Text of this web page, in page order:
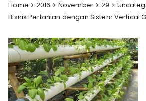
Home 2016 November 29
Bisnis Pertanian dengan Sistem Vertical